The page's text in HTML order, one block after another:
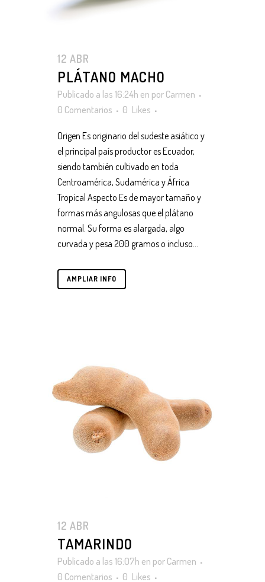
12 ABR
PLÁTANO MACHO
Publicado a las 16:24h en por Carmen
0 Comentarios
0 Likes
Origen Es originario del sudeste asiático y
el principal país productor es Ecuador,
siendo también cultivado en toda
Centroamérica, Sudamérica y África
Tropical Aspecto Es de mayor tamaño y
formas más angulosas que el plátano
normal. Su forma es alargada, algo
curvada y pesa 200 gramos o incluso...
AMPLIAR INFO
12 ABR
TAMARINDO
Publicado a las 16:07h en por Carmen
0 Comentarios
0 Likes